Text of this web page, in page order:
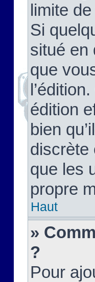
limite
Si
situé en
que
édition
bien
discrète
que les
propre
Haut
»
?
Pour